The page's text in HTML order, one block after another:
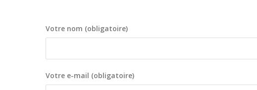
Votre nom (obligatoire)
Votre e-mail (obligatoire)